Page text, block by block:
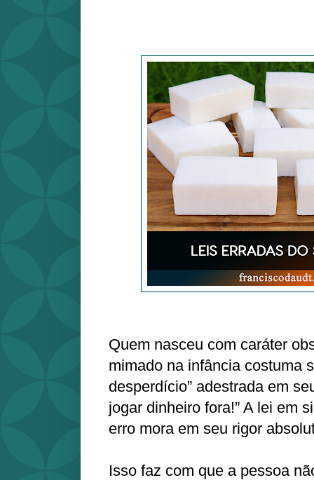
Quem nasceu com caráter
mimado na infância costuma
desperdício” adestrada em
jogar dinheiro fora!” A lei em
erro mora em seu rigor
Isso faz com que a pessoa